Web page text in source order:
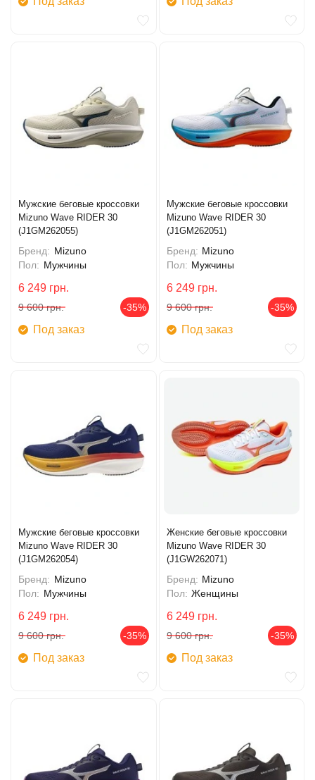
Мужские беговые кроссовки
Mizuno Wave RIDER 30
(J1GM262055)
Бренд: Mizuno
Пол: Мужчины
6 249 грн.
9 600 грн. -35%
Под заказ
Мужские беговые кроссовки
Mizuno Wave RIDER 30
(J1GM262051)
Бренд: Mizuno
Пол: Мужчины
6 249 грн.
9 600 грн. -35%
Под заказ
Мужские беговые кроссовки
Mizuno Wave RIDER 30
(J1GM262054)
Бренд: Mizuno
Пол: Мужчины
6 249 грн.
9 600 грн. -35%
Под заказ
Женские беговые кроссовки
Mizuno Wave RIDER 30
(J1GW262071)
Бренд: Mizuno
Пол: Женщины
6 249 грн.
9 600 грн. -35%
Под заказ